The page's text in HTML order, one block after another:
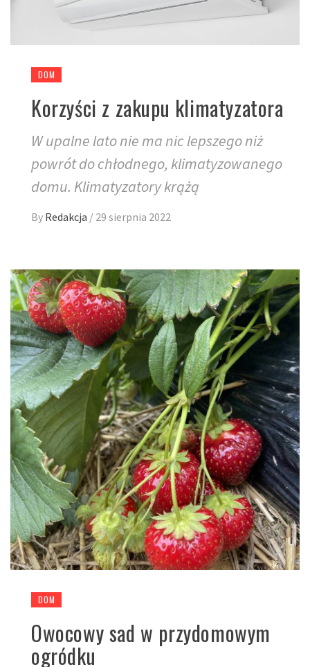
DOM
Korzyści z zakupu klimatyzatora
W upalne lato nie ma nic lepszego niż
powrót do chłodnego, klimatyzowanego
domu. Klimatyzatory krążą
By Redakcja / 29 sierpnia 2022
DOM
Owocowy sad w przydomowym
ogródku